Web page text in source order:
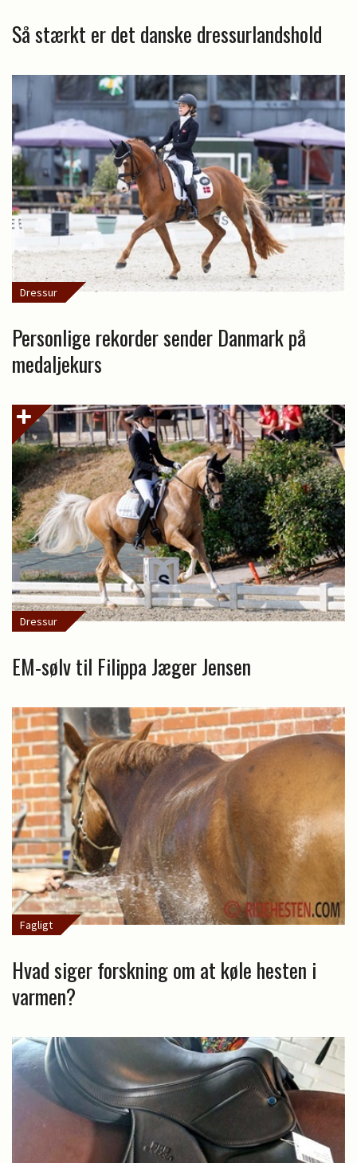
Så stærkt er det danske dressurlandshold
Dressur
Personlige rekorder sender Danmark på
medaljekurs
Dressur
EM-sølv til Filippa Jæger Jensen
Fagligt
Hvad siger forskning om at køle hesten i
varmen?